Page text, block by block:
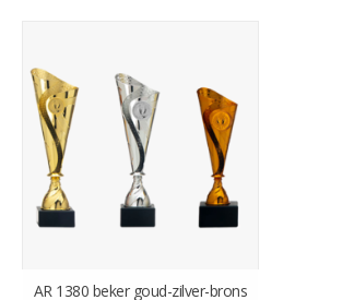
AR 1380 beker goud-zilver-brons